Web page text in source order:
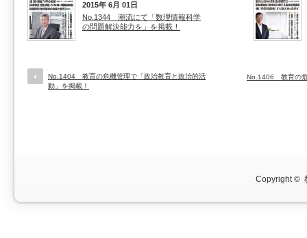
2015年 6月 01日
No.1344 潮流にて「数理情報科学
の問題解決能力を」を掲載！
No.1404 教育の危機管理で「政治教育と政治的活
動」を掲載！
No.1406 教育の危
Copyright ©